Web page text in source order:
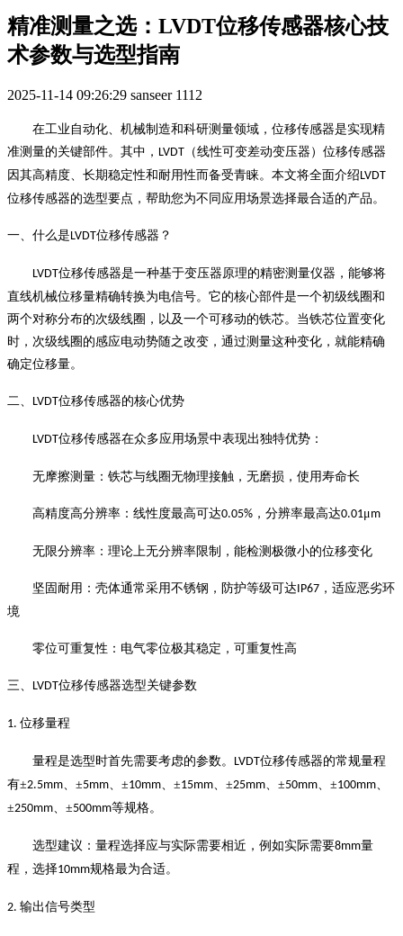
精准测量之选：LVDT位移传感器核心技
术参数与选型指南
2025-11-14 09:26:29 sanseer 1112
在工业自动化、机械制造和科研测量领域，位移传感器是实现精
准测量的关键部件。其中， LVDT （线性可变差动变压器）位移传感器
因其高精度、长期稳定性和耐用性而备受青睐。本文将全面介绍 LVDT
位移传感器的选型要点，帮助您为不同应用场景选择最合适的产品。
一、什么是 LVDT位移传感器？
LVDT位移传感器是一种基于变压器原理的精密测量仪器，能够将
直线机械位移量精确转换为电信号。它的核心部件是一个初级线圈和
两个对称分布的次级线圈，以及一个可移动的铁芯。当铁芯位置变化
时，次级线圈的感应电动势随之改变，通过测量这种变化，就能精确
确定位移量。
二、 LVDT位移传感器的核心优势
LVDT位移传感器在众多应用场景中表现出独特优势：
无摩擦测量：铁芯与线圈无物理接触，无磨损，使用寿命长
高精度高分辨率：线性度最高可达0.05% ，分辨率最高达0.01μm
无限分辨率：理论上无分辨率限制，能检测极微小的位移变化
坚固耐用：壳体通常采用不锈钢，防护等级可达 IP67 ，适应恶劣环
境
零位可重复性：电气零位极其稳定，可重复性高
三、 LVDT位移传感器选型关键参数
1. 位移量程
量程是选型时首先需要考虑的参数。 LVDT位移传感器的常规量程
有±2.5mm 、±5mm 、±10mm 、±15mm 、±25mm 、±50mm 、±100mm
±250mm 、±500mm等规格。
选型建议：量程选择应与实际需要相近，例如实际需要8mm量
程，选择10mm规格最为合适。
2. 输出信号类型